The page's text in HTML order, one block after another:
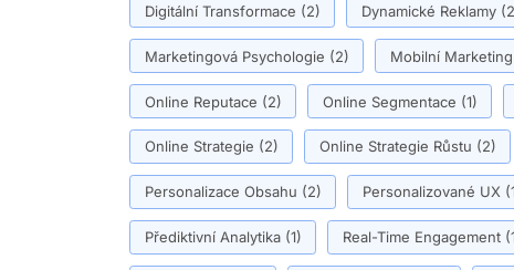
Digitální Transformace (2) Dynamické Reklamy
Marketingová Psychologie (2) Mobilní Marketing
Online Reputace (2) Online Segmentace (1)
Online Strategie (2) Online Strategie Růstu (2)
Personalizace Obsahu (2) Personalizované UX
Přediktivní Analytika(1) Real-Time Engagement